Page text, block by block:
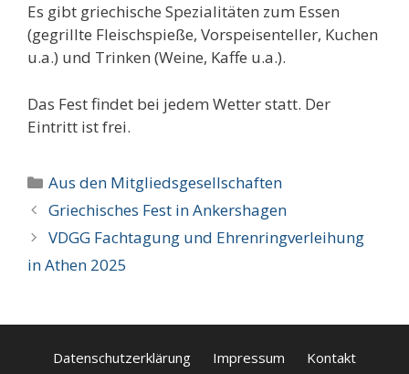
Es gibt griechische Spezialitäten zum Essen
(gegrillte Fleischspieße, Vorspeisenteller, Kuchen
u.a.) und Trinken (Weine, Kaffe u.a.).
Das Fest findet bei jedem Wetter statt. Der
Eintritt ist frei.
Kategorien
Aus den Mitgliedsgesellschaften
Griechisches Fest in Ankershagen
VDGG Fachtagung und Ehrenringverleihung
in Athen 2025
Datenschutzerklärung Impressum Kontakt